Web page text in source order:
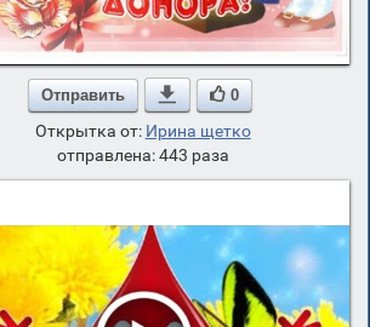
Отправить  0
Открытка от: Ирина щетко
отправлена: 443 раза